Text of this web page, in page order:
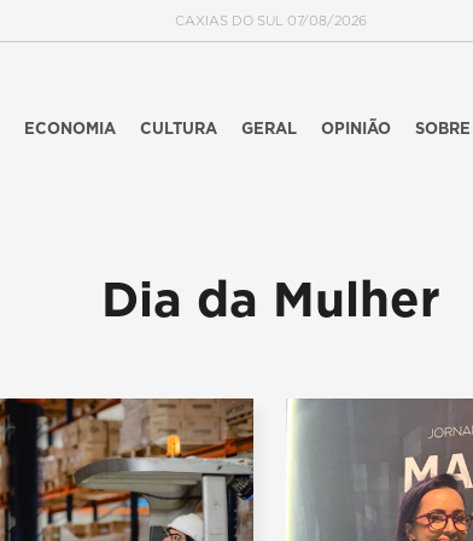
CAXIAS DO SUL 07/08/2026
ECONOMIA CULTURA GERAL OPINIÃO SOBRE
Dia da Mulher